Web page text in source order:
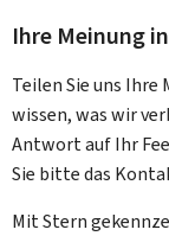
Ihre Meinung
Teilen Sie uns Ihre
wissen, was wir
Antwort auf Ihr
Sie bitte das
Mit Stern